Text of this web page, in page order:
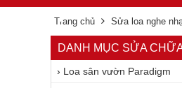
Trang chủ Sửa loa nghe
DANH MỤC SỬA
› Loa sân vườn Paradigm